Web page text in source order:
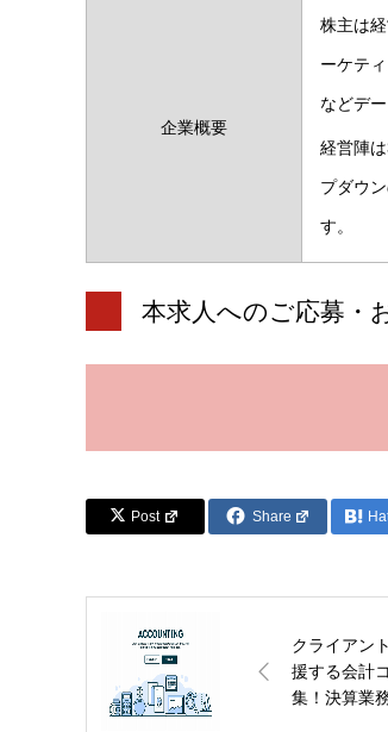
企業概要
株主は
ーケテ
などデ
経営陣
プダウ
す。
本求人へのご応募・
Post Share
クライアン
援する会計
集！決算業